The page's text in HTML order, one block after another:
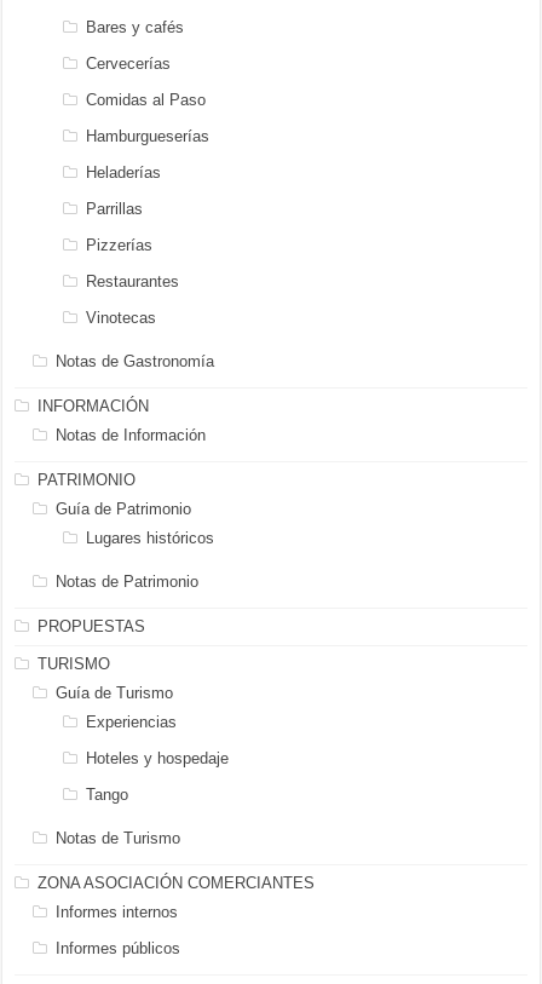
Bares y cafés
Cervecerías
Comidas al Paso
Hamburgueserías
Heladerías
Parrillas
Pizzerías
Restaurantes
Vinotecas
Notas de Gastronomía
INFORMACIÓN
Notas de Información
PATRIMONIO
Guía de Patrimonio
Lugares históricos
Notas de Patrimonio
PROPUESTAS
TURISMO
Guía de Turismo
Experiencias
Hoteles y hospedaje
Tango
Notas de Turismo
ZONA ASOCIACIÓN COMERCIANTES
Informes internos
Informes públicos